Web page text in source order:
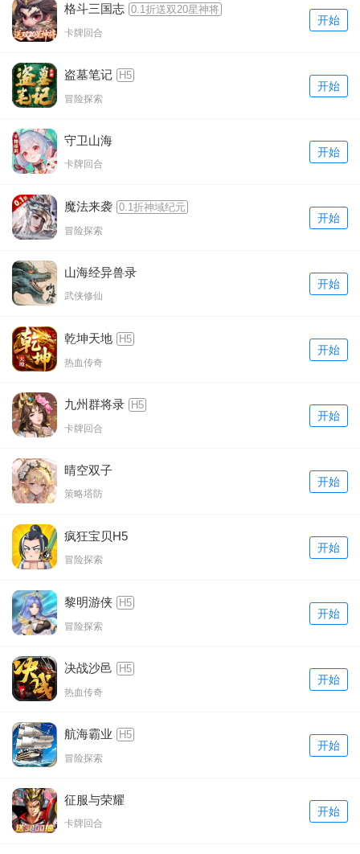
格斗三国志 0.1折送双20星神将
卡牌回合
开始
盗墓笔记 H5
冒险探索
开始
守卫山海
卡牌回合
开始
魔法来袭 0.1折神域纪元
冒险探索
开始
山海经异兽录
武侠修仙
开始
乾坤天地 H5
热血传奇
开始
九州群将录 H5
卡牌回合
开始
晴空双子
策略塔防
开始
疯狂宝贝H5
冒险探索
开始
黎明游侠 H5
冒险探索
开始
决战沙邑 H5
热血传奇
开始
航海霸业 H5
冒险探索
开始
征服与荣耀
卡牌回合
开始